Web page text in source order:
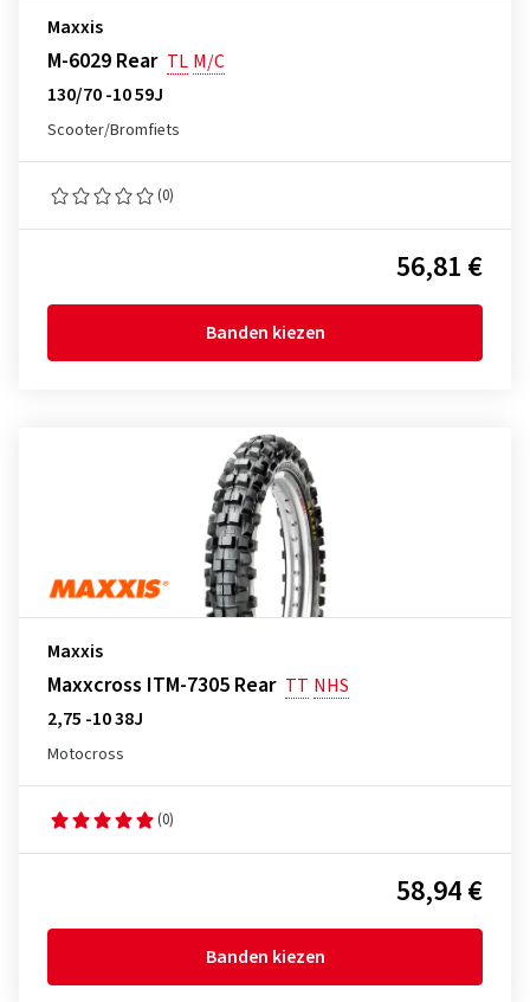
Maxxis
M-6029 Rear TL M/C
130/70 -10 59J
Scooter/Bromfiets
(0)
56,81 €
Banden kiezen
Maxxis
Maxxcross ITM-7305 Rear TT NHS
2,75 -10 38J
Motocross
(0)
58,94 €
Banden kiezen